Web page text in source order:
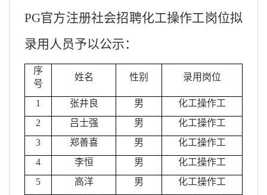
PG官方注册社会招聘化工操作工岗位拟
录用 人员予以公示：
序
号
姓名 性别 录用岗位
1 张井良 男
化工操作工
2
吕士强 男
化工操作工
3
郑善喜 男
化工操作工
4
李恒 男
化工操作工
5
高洋 男
化工操作工